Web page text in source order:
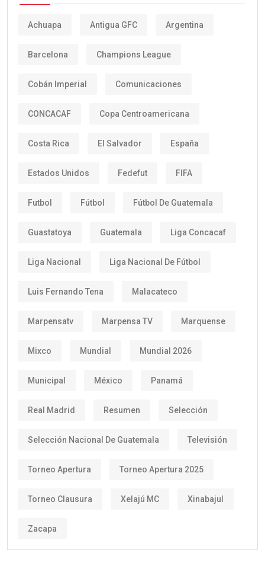
Achuapa Antigua GFC Argentina
Barcelona Champions League
Cobán Imperial Comunicaciones
CONCACAF Copa Centroamericana
Costa Rica El Salvador España
Estados Unidos Fedefut FIFA
Futbol Fútbol Fútbol De Guatemala
Guastatoya Guatemala Liga Concacaf
Liga Nacional Liga Nacional De Fútbol
Luis Fernando Tena Malacateco
Marpensatv Marpensa TV Marquense
Mixco Mundial Mundial 2026
Municipal México Panamá
Real Madrid Resumen Selección
Selección Nacional De Guatemala Televisión
Torneo Apertura Torneo Apertura 2025
Torneo Clausura Xelajú MC Xinabajul
Zacapa